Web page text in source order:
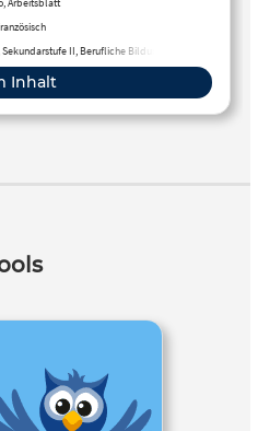
Arbeitsblatt
II, Berufliche Bildung,
Inhalt